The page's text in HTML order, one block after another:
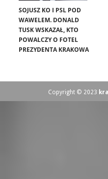
SOJUSZ KO I PSL POD
WAWELEM. DONALD
TUSK WSKAZAŁ, KTO
POWALCZY O FOTEL
PREZYDENTA KRAKOWA
Copyright © 2023